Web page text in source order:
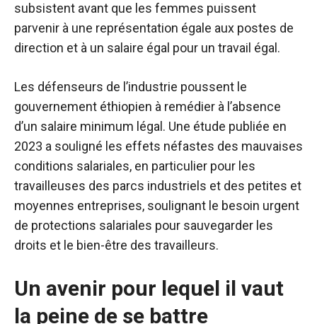
subsistent avant que les femmes puissent
parvenir à une représentation égale aux postes de
direction et à un salaire égal pour un travail égal.
Les défenseurs de l’industrie poussent le
gouvernement éthiopien à remédier à l’absence
d’un salaire minimum légal. Une étude publiée en
2023 a souligné les effets néfastes des mauvaises
conditions salariales, en particulier pour les
travailleuses des parcs industriels et des petites et
moyennes entreprises, soulignant le besoin urgent
de protections salariales pour sauvegarder les
droits et le bien-être des travailleurs.
Un avenir pour lequel il vaut
la peine de se battre